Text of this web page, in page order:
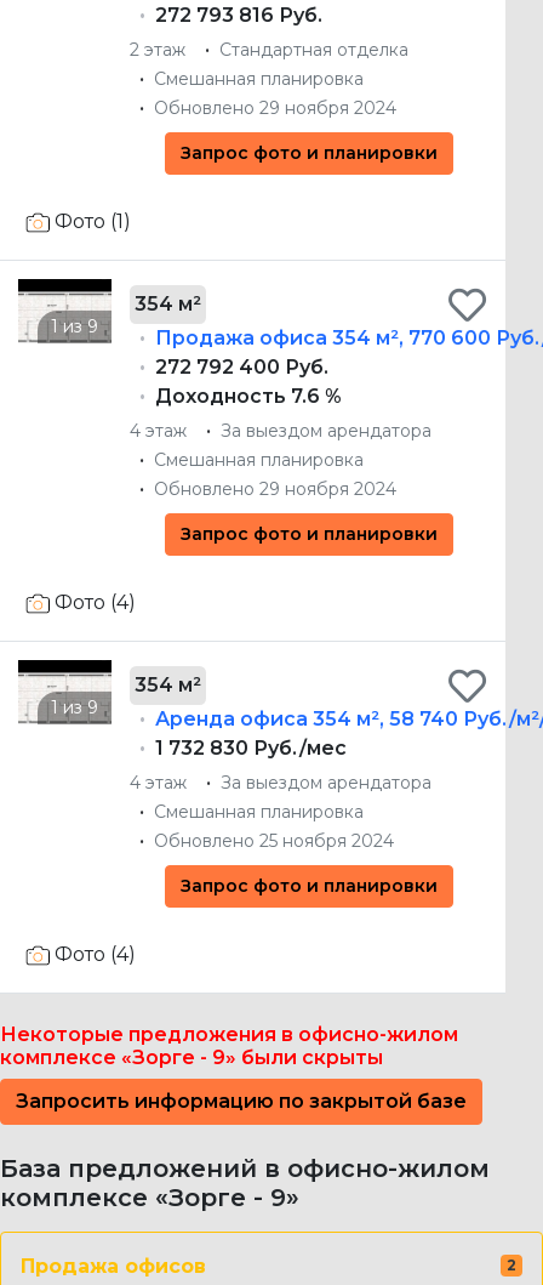
272 793 816 Руб.
2 этаж
Стандартная отделка
Смешанная планировка
Обновлено 29 ноября 2024
Запрос фото и планировки
Фото (1)
354 м²
Продажа офиса354 м², 770 600
272 792 400 Руб.
Доходность 7.6 %
4 этаж
За выездом арендатора
Смешанная планировка
Обновлено 29 ноября 2024
Запрос фото и планировки
Фото (4)
354 м²
Аренда офиса354 м²,58 740 Руб./
1 732 830 Руб./мес
4 этаж
За выездом арендатора
Смешанная планировка
Обновлено 25 ноября 2024
Запрос фото и планировки
Фото (4)
Некоторые предложения в офисно-жилом
комплексе «Зорге - 9» были скрыты
Запросить информацию по закрытой базе
База предложений в офисно-жилом
комплексе «Зорге - 9»
Продажа офисов 2